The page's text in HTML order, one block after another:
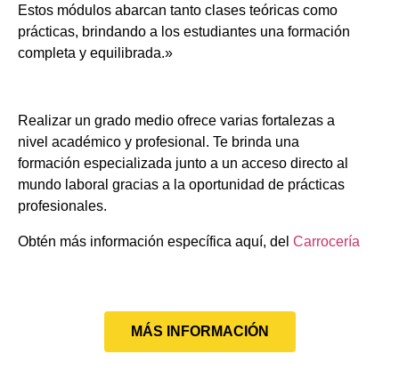
Estos módulos abarcan tanto clases teóricas como
prácticas, brindando a los estudiantes una formación
completa y equilibrada.»
Realizar un grado medio ofrece varias fortalezas a
nivel académico y profesional. Te brinda una
formación especializada junto a un acceso directo al
mundo laboral gracias a la oportunidad de prácticas
profesionales.
Obtén más información específica aquí, del Carrocería
MÁS INFORMACIÓN